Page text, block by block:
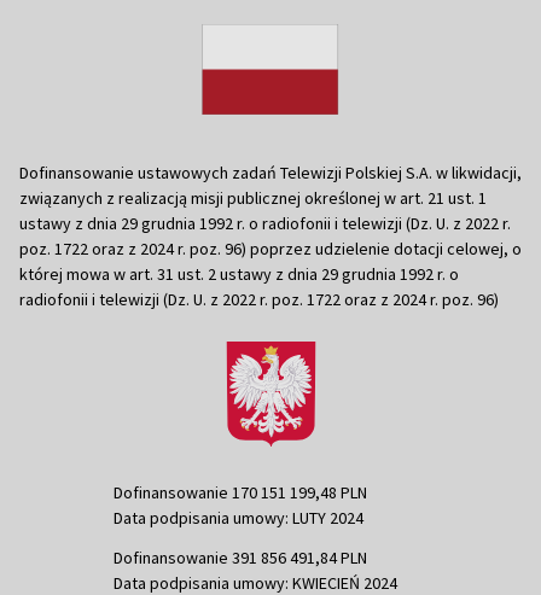
Dofinansowanie ustawowych zadań Telewizji Polskiej S.A. w likwidacji,
związanych z realizacją misji publicznej określonej w art. 21 ust. 1
ustawy z dnia 29 grudnia 1992 r. o radiofonii i telewizji (Dz. U. z 2022 r.
poz. 1722 oraz z 2024 r. poz. 96) poprzez udzielenie dotacji celowej, o
której mowa w art. 31 ust. 2 ustawy z dnia 29 grudnia 1992 r. o
radiofonii i telewizji (Dz. U. z 2022 r. poz. 1722 oraz z 2024 r. poz. 96)
Dofinansowanie 170 151 199,48 PLN
Data podpisania umowy: LUTY 2024
Dofinansowanie 391 856 491,84 PLN
Data podpisania umowy: KWIECIEŃ 2024